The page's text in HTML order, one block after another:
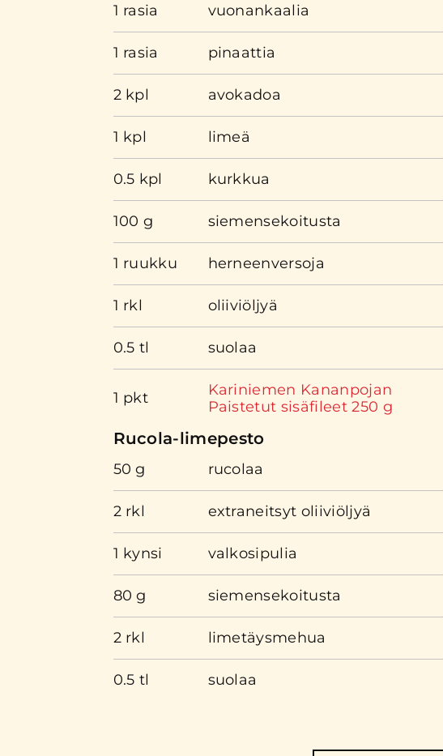
1 rasia vuonankaalia
1 rasia pinaattia
2 kpl avokadoa
1 kpl limeä
0.5 kpl kurkkua
100 g siemensekoitusta
1 ruukku herneenversoja
1 rkl oliiviöljyä
0.5 tl suolaa
1 pkt
Kariniemen Kananpojan
Paistetut sisäfileet 250 g
Rucola-limepesto
50 g rucolaa
2 rkl extraneitsyt oliiviöljyä
1 kynsi valkosipulia
80 g siemensekoitusta
2 rkl limetäysmehua
0.5 tl suolaa